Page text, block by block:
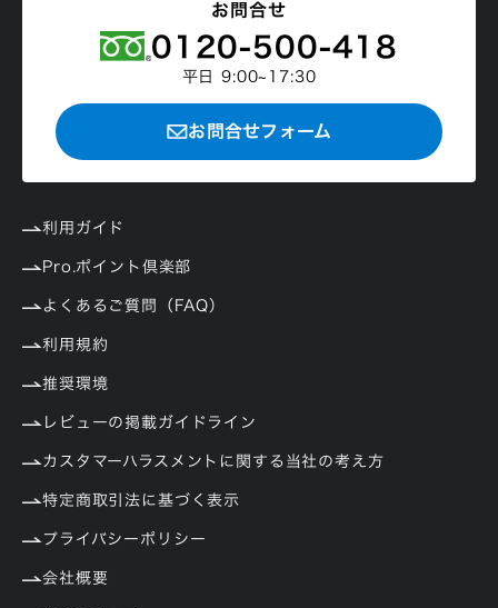
お問合せ
0120-500-418
平日 9:00~17:30
お問合せフォーム
利用ガイド
Pro.ポイント倶楽部
よくあるご質問（FAQ）
利用規約
推奨環境
レビューの掲載ガイドライン
カスタマーハラスメントに関する当社の考え方
特定商取引法に基づく表示
プライバシーポリシー
会社概要